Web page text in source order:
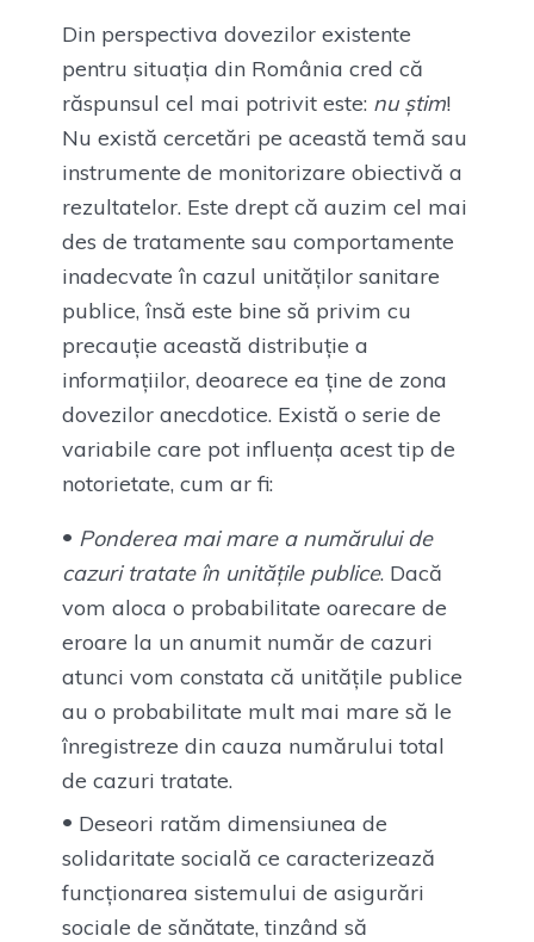
Din perspectiva dovezilor existente
pentru situația din România cred că
răspunsul cel mai potrivit este: nu știm!
Nu există cercetări pe această temă sau
instrumente de monitorizare obiectivă a
rezultatelor. Este drept că auzim cel mai
des de tratamente sau comportamente
inadecvate în cazul unităților sanitare
publice, însă este bine să privim cu
precauție această distribuție a
informațiilor, deoarece ea ține de zona
dovezilor anecdotice. Există o serie de
variabile care pot influența acest tip de
notorietate, cum ar fi:
Ponderea mai mare a numărului de
cazuri tratate în unitățile publice. Dacă
vom aloca o probabilitate oarecare de
eroare la un anumit număr de cazuri
atunci vom constata că unitățile publice
au o probabilitate mult mai mare să le
înregistreze din cauza numărului total
de cazuri tratate.
Deseori ratăm dimensiunea de
solidaritate socială ce caracterizează
funcționarea sistemului de asigurări
sociale de sănătate, tinzând să